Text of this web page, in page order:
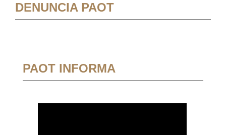
DENUNCIA PAOT
PAOT INFORMA